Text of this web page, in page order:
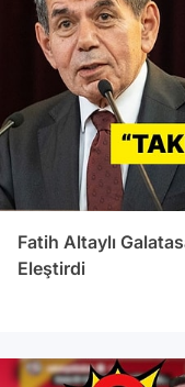
Fatih Altaylı
Eleştirdi